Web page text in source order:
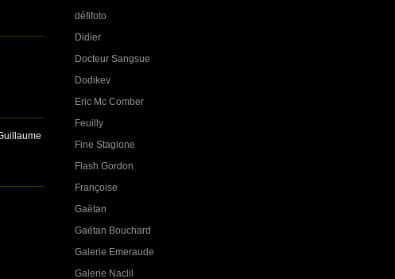
défifoto
Didier
Docteur Sangsue
Dodikev
Eric Mc Comber
Feuilly
Fine Stagione
Flash Gordon
Françoise
Gaëtan
Gaétan Bouchard
Galerie Emeraude
Galerie Naclil